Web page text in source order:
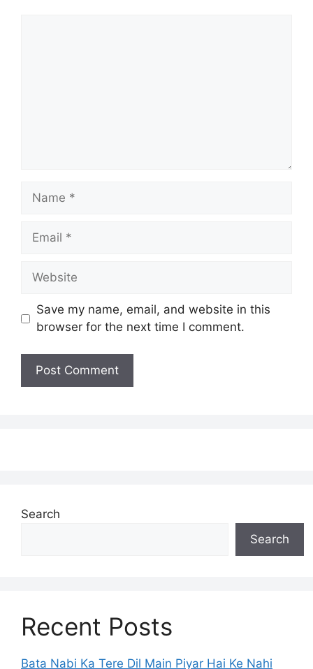
Name
Email
Website
Save my name, email, and website in this
browser for the next time I comment.
Search
Search
Recent Posts
Bata Nabi Ka Tere Dil Main Piyar Hai Ke Nahi